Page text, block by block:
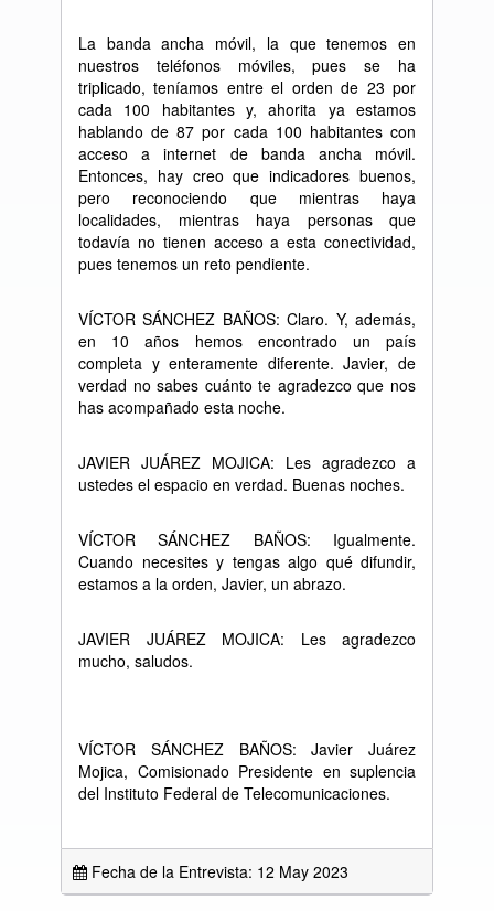
La banda ancha móvil, la que tenemos en
nuestros teléfonos móviles, pues se ha
triplicado, teníamos entre el orden de 23 por
cada 100 habitantes y, ahorita ya estamos
hablando de 87 por cada 100 habitantes con
acceso a internet de banda ancha móvil.
Entonces, hay creo que indicadores buenos,
pero reconociendo que mientras haya
localidades, mientras haya personas que
todavía no tienen acceso a esta conectividad,
pues tenemos un reto pendiente.
VÍCTOR SÁNCHEZ BAÑOS: Claro. Y, además,
en 10 años hemos encontrado un país
completa y enteramente diferente. Javier, de
verdad no sabes cuánto te agradezco que nos
has acompañado esta noche.
JAVIER JUÁREZ MOJICA: Les agradezco a
ustedes el espacio en verdad. Buenas noches.
VÍCTOR SÁNCHEZ BAÑOS: Igualmente.
Cuando necesites y tengas algo quédifundir,
estamos a la orden, Javier, un abrazo.
JAVIER JUÁREZ MOJICA: Les agradezco
mucho, saludos.
VÍCTOR SÁNCHEZ BAÑOS: Javier Juárez
Mojica, Comisionado Presidente en suplencia
del Instituto Federal de Telecomunicaciones.
Fecha de la Entrevista: 12 May 2023